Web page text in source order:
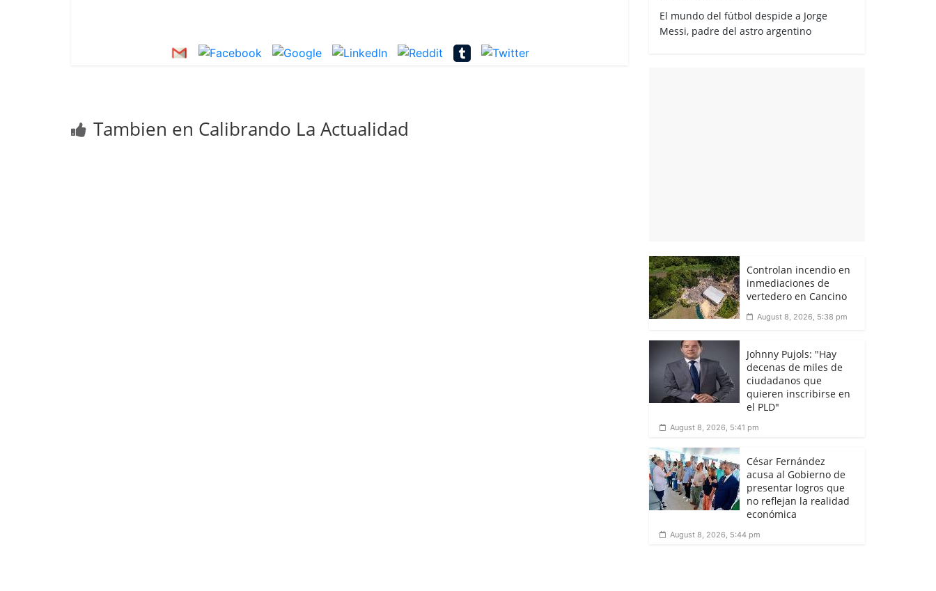
Tambien en Calibrando La Actualidad
El mundo del fútbol despide a Jorge
Messi, padre del astro argentino
Controlan incendio en
inmediaciones de
vertedero en Cancino
August 8, 2026, 5:38 pm
Johnny Pujols: "Hay
decenas de miles de
ciudadanos que
quieren inscribirse en
el PLD"
August 8, 2026, 5:41 pm
César Fernández
acusa al Gobierno de
presentar logros que
no reflejan la realidad
económica
August 8, 2026, 5:44 pm